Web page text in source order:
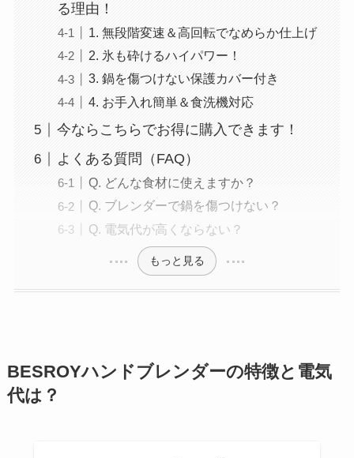
る理由！
1. 無段階変速＆高回転でなめらか仕上げ
2. 氷も砕けるハイパワー！
3. 鍋を傷つけない保護カバー付き
4. お手入れ簡単＆食洗機対応
今ならこちらでお得に購入できます！
よくある質問（FAQ）
Q. どんな食材に使えますか？
Q. ブレンダーで鍋を傷つけない？
Q. 電気代が高くならない？
もっと見る
BESROYハンドブレンダーの特徴と電気
代は？